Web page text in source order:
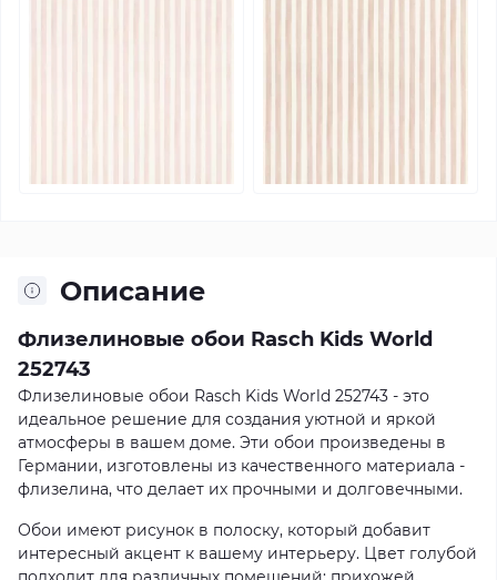
Описание
Флизелиновые обои Rasch Kids World
252743
Флизелиновые обои Rasch Kids World 252743 - это
идеальное решение для создания уютной и яркой
атмосферы в вашем доме. Эти обои произведены в
Германии, изготовлены из качественного материала -
флизелина, что делает их прочными и долговечными.
Обои имеют рисунок в полоску, который добавит
интересный акцент к вашему интерьеру. Цвет голубой